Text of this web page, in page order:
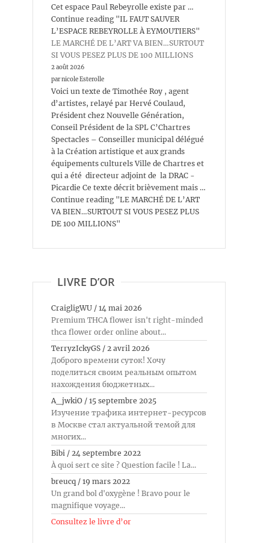
Cet espace Paul Rebeyrolle existe par …
Continue reading "IL FAUT SAUVER
L’ESPACE REBEYROLLE À EYMOUTIERS"
LE MARCHÉ DE L’ART VA BIEN…SURTOUT
SI VOUS PESEZ PLUS DE 100 MILLIONS
2 août 2026
par nicole Esterolle
Voici un texte de Timothée Roy , agent
d’artistes, relayé par Hervé Coulaud,
Président chez Nouvelle Génération,
Conseil Président de la SPL C’Chartres
Spectacles – Conseiller municipal délégué
à la Création artistique et aux grands
équipements culturels Ville de Chartres et
qui a été directeur adjoint de la DRAC -
Picardie Ce texte décrit brièvement mais …
Continue reading "LE MARCHÉ DE L’ART
VA BIEN…SURTOUT SI VOUS PESEZ PLUS
DE 100 MILLIONS"
LIVRE D’OR
CraigligWU / 14 mai 2026
Premium THCA flower isn't right-minded
thca flower order online about...
TerryzIckyGS / 2 avril 2026
Доброго времени суток! Хочу
поделиться своим реальным опытом
нахождения бюджетных...
A_jwkiO / 15 septembre 2025
Изучение трафика интернет-ресурсов
в Москве стал актуальной темой для
многих...
Bibi / 24 septembre 2022
À quoi sert ce site ? Question facile ! La...
breucq / 19 mars 2022
Un grand bol d'oxygène ! Bravo pour le
magnifique voyage...
Consultez le livre d’or